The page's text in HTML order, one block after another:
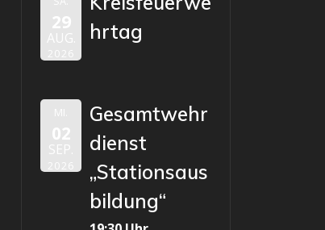
29
AUG.
2026
hrtag
MI.
02
SEP.
2026
Gesamtwehr
dienst
„Stationsaus
bildung“